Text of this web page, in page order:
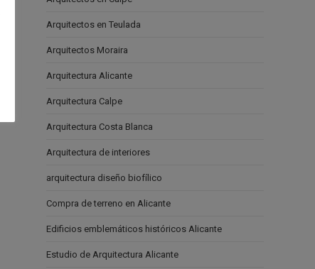
Arquitectos en Teulada
Arquitectos Moraira
Arquitectura Alicante
Arquitectura Calpe
Arquitectura Costa Blanca
Arquitectura de interiores
arquitectura diseño biofílico
Compra de terreno en Alicante
Edificios emblemáticos históricos Alicante
Estudio de Arquitectura Alicante